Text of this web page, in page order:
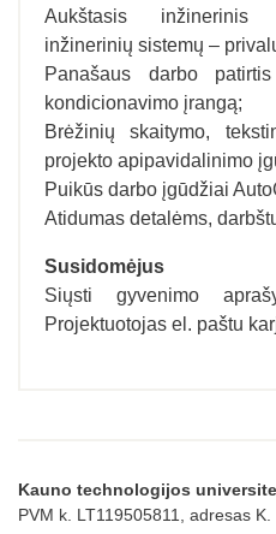
Aukštasis inžinerinis
inžinerinių sistemų –
Panašaus darbo
kondicionavimo įrangą;
Brėžinių skaitymo,
projekto apipavidalinimo
Puikūs darbo įgūdžiai
Atidumas detalėms,
Susidomėjus
Siųsti gyvenimo
Projektuotojas el. paštu
Kauno technologijos
PVM k. LT119505811, adresas